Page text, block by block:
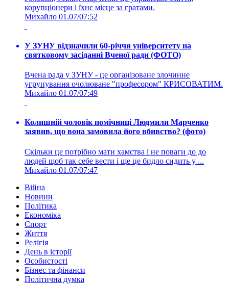
корупціонери і їхнє місце за гратами.
Михайло 01.07/07:52
У ЗУНУ відзначили 60-річчя університету на
святковому засіданні Вченої ради (ФОТО)
Вчена рада у ЗУНУ - це організоване злочинне
угрупування очолюване "професором" КРИСОВАТИМ.
Михайло 01.07/07:49
Колишній чоловік помічниці Людмили Марченко
заявив, що вона замовила його вбивство? (фото)
Скільки це потрібно мати хамства і не поваги до до
людей щоб так себе вести і ще це бидло сидить у ...
Михайло 01.07/07:47
Війна
Новини
Політика
Економіка
Спорт
Життя
Релігія
День в історії
Особистості
Бізнес та фінанси
Політична думка